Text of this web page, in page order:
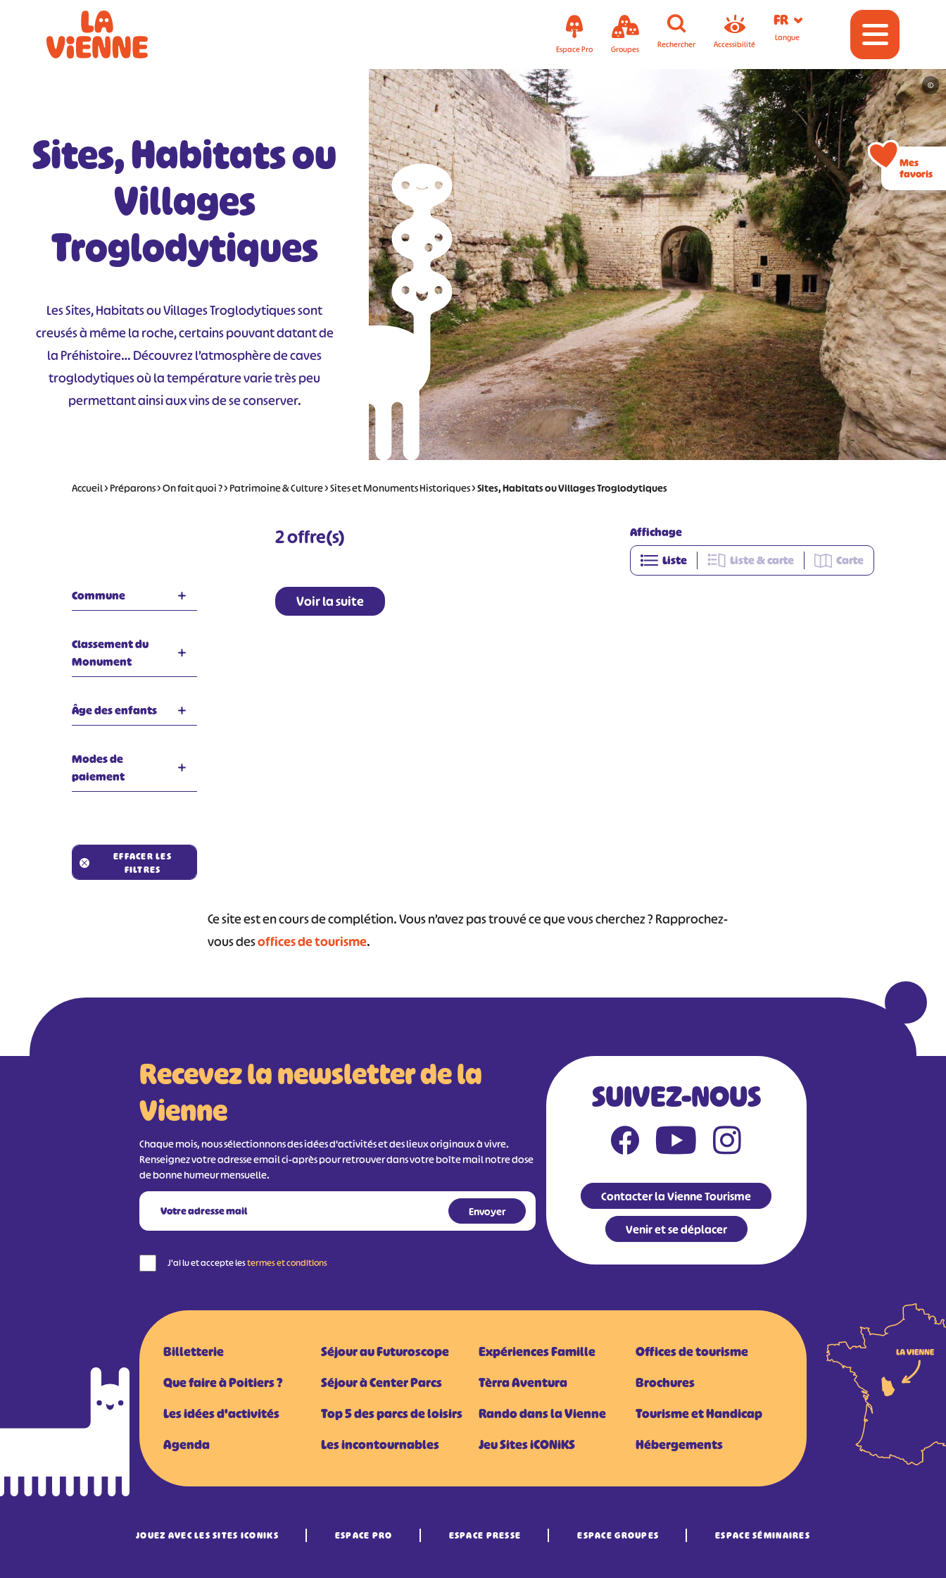
Espace Pro Groupes Rechercher Accessibilité
FR
Langue
Sites, Habitats ou
Villages
Troglodytiques
Les Sites, Habitats ou Villages Troglodytiques sont
creusés à même la roche, certains pouvant datant de
la Préhistoire… Découvrez l’atmosphère de caves
troglodytiques où la température varie très peu
permettant ainsi aux vins de se conserver.
©
Accueil>Préparons>On fait quoi ?>Patrimoine & Culture>Sites et Monuments Historiques>Sites, Habitats ou Villages Troglodytiques
2offre(s)
Affichage
Liste
Liste & carte Carte
Commune
Classement du
Monument
Âge des enfants
Modes de
paiement
EFFACER LES
FILTRES
Voir la suite
Ce site est en cours de complétion. Vous n’avez pas trouvé ce que vous cherchez ? Rapprochez-
vous desoffices de tourisme.
Recevez la newsletter de la
Vienne
Chaque mois, nous sélectionnons des idées d'activités et des lieux originaux à vivre.
Renseignez votre adresse email ci-après pour retrouver dans votre boîte mail notre dose
de bonne humeur mensuelle.
J'ai lu et accepte lestermes et conditions
SUIVEZ-NOUS
Contacter la Vienne Tourisme
Venir et se déplacer
Billetterie
Que faire à Poitiers ?
Les idées d'activités
Agenda
Séjour au Futuroscope
Séjour à Center Parcs
Top 5 des parcs de loisirs
Les incontournables
Expériences Famille
Tèrra Aventura
Rando dans la Vienne
Jeu Sites iCONiKS
Offices de tourisme
Brochures
Tourisme et Handicap
Hébergements
JOUEZ AVEC LES SITES ICONIKS ESPACE PRO ESPACE PRESSE ESPACE GROUPES ESPACE SÉMINAIRES
Mes
favoris
Panneau de gestion des cookies